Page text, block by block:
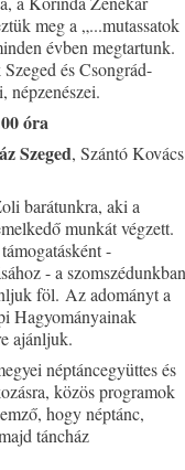
meg a „...mutassatok
évben megtartunk.
és Csongrád-
népzenészei.
óra
Szeged, Szántó Kovács
barátunkra, aki a
munkát végzett.
-
- a szomszédunkban
föl. Az adományt a
Hagyományainak
ajánljuk.
néptáncegyüttes és
közös programok
hogy néptánc,
táncház